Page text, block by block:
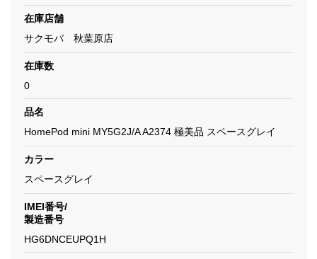
在庫店舗
サクモバ 秋葉原店
在庫数
0
品名
HomePod mini MY5G2J/A A2374 極美品 スペースグレイ
カラー
スペースグレイ
IMEI番号/
製造番号
HG6DNCEUPQ1H